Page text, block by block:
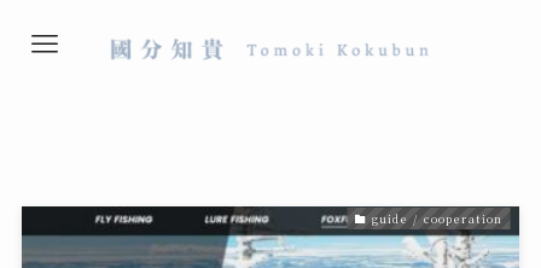
guide / cooperation